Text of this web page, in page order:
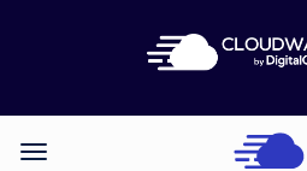
Categories